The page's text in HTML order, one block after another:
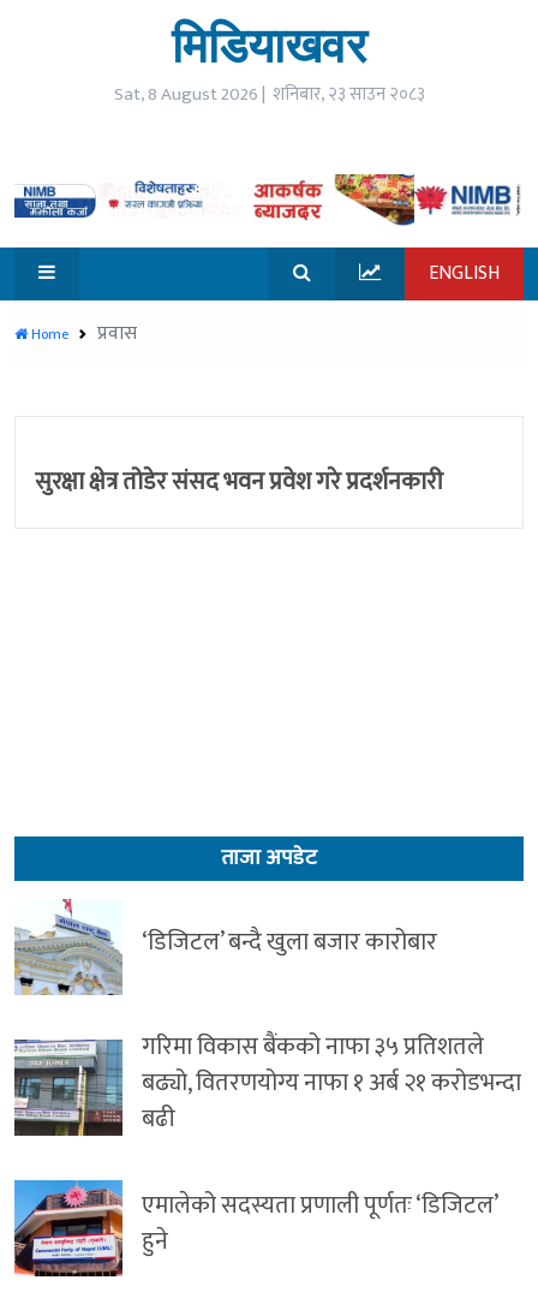
समाचार
विजनेश
मनोरन्जन
खेलकुद
मिडियाखवर
Sat, 8 August 2026 | शनिबार, २३ साउन २०८३
ENGLISH
Home प्रवास
सुरक्षा क्षेत्र तोडेर संसद भवन प्रवेश गरे प्रदर्शनकारी
ताजा अपडेट
‘डिजिटल’ बन्दै खुला बजार कारोबार
गरिमा विकास बैंकको नाफा ३५ प्रतिशतले
बढ्यो, वितरणयोग्य नाफा १ अर्ब २१ करोडभन्दा
बढी
एमालेको सदस्यता प्रणाली पूर्णतः ‘डिजिटल’
हुने